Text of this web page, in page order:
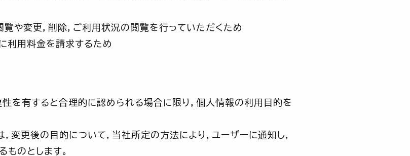
や変更，削除，ご利用状況の閲覧を行っていただくため
利用料金を請求するため
を有すると合理的に認められる場合に限り，個人情報の利用目的を
変更後の目的について，当社所定の方法により，ユーザーに通知し，
ものとします。